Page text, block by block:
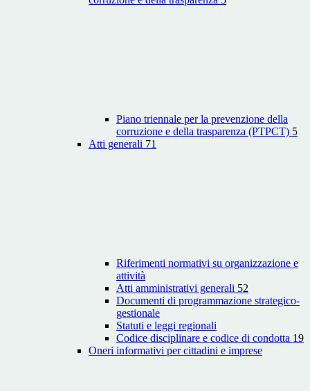
Piano triennale per la prevenzione della
corruzione e della trasparenza (PTPCT) 5
Atti generali 71
Riferimenti normativi su organizzazione e
attività
Atti amministrativi generali 52
Documenti di programmazione strategico-
gestionale
Statuti e leggi regionali
Codice disciplinare e codice di condotta 19
Oneri informativi per cittadini e imprese